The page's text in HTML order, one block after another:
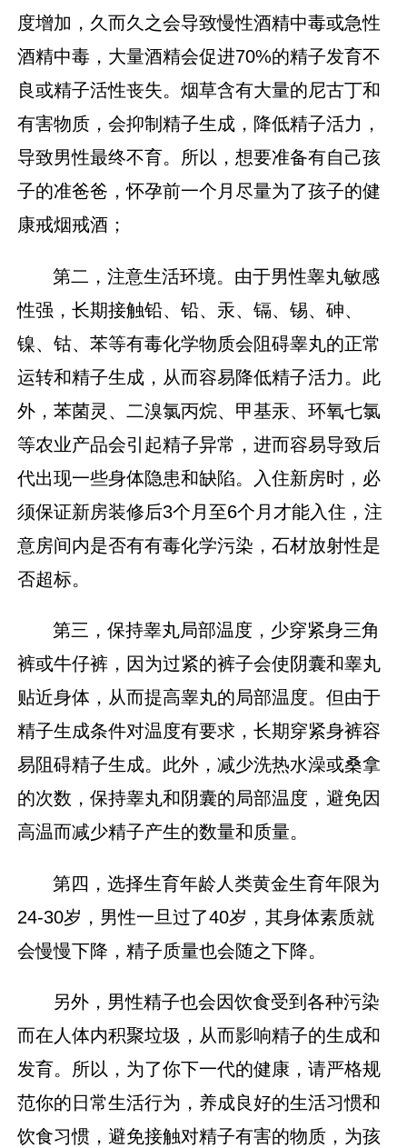
度增加，久而久之会导致慢性酒精中毒或急性
酒精中毒，大量酒精会促进70%的精子发育不
良或精子活性丧失。烟草含有大量的尼古丁和
有害物质，会抑制精子生成，降低精子活力，
导致男性最终不育。所以，想要准备有自己孩
子的准爸爸，怀孕前一个月尽量为了孩子的健
康戒烟戒酒；
第二，注意生活环境。由于男性睾丸敏感
性强，长期接触铅、铅、汞、镉、锡、砷、
镍、钴、苯等有毒化学物质会阻碍睾丸的正常
运转和精子生成，从而容易降低精子活力。此
外，苯菌灵、二溴氯丙烷、甲基汞、环氧七氯
等农业产品会引起精子异常，进而容易导致后
代出现一些身体隐患和缺陷。入住新房时，必
须保证新房装修后3个月至6个月才能入住，注
意房间内是否有有毒化学污染，石材放射性是
否超标。
第三，保持睾丸局部温度，少穿紧身三角
裤或牛仔裤，因为过紧的裤子会使阴囊和睾丸
贴近身体，从而提高睾丸的局部温度。但由于
精子生成条件对温度有要求，长期穿紧身裤容
易阻碍精子生成。此外，减少洗热水澡或桑拿
的次数，保持睾丸和阴囊的局部温度，避免因
高温而减少精子产生的数量和质量。
第四 ，选择生育年龄人类黄金生育年限为
24-30岁，男性一旦过了40岁，其身体素质就
会慢慢下降，精子质量也会随之下降。
另外，男性精子也会因饮食受到各种污染
而在人体内积聚垃圾，从而影响精子的生成和
发育。所以，为了你下一代的健康，请严格规
范你的日常生活行为，养成良好的生活习惯和
饮食习惯，避免接触对精子有害的物质，为孩